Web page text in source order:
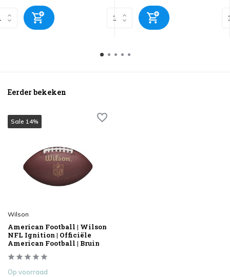
Eerder bekeken
Sale 14%
Wilson
American Football | Wilson
NFL Ignition | Officiële
American Football | Bruin
Op voorraad